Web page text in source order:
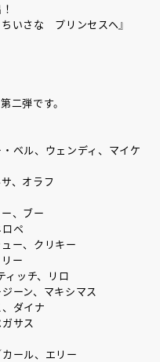
いさな プリンセスヘ』
二弾です。
ベル、ウェンディ、マイケ
、オラフ
、ブー
ペ
ー、クリキー
ー
ィッチ、リロ
ーン、マキシマス
ダイナ
サス
ール、エリー